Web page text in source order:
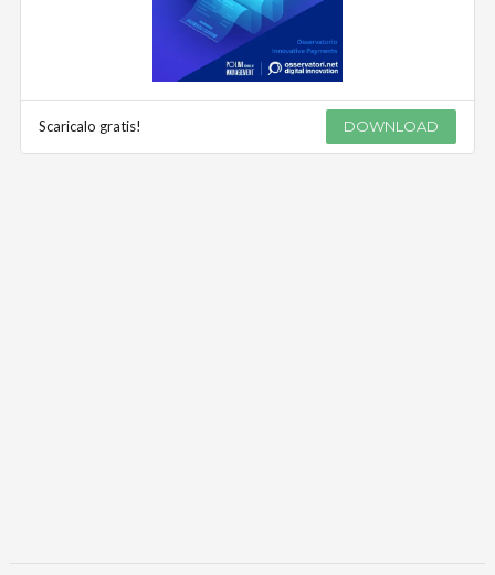
Scaricalo gratis! DOWNLOAD